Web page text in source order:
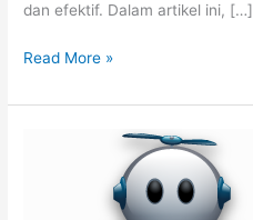
dan efektif. Dalam artikel ini, […]
TechSmith
Full
Read More »